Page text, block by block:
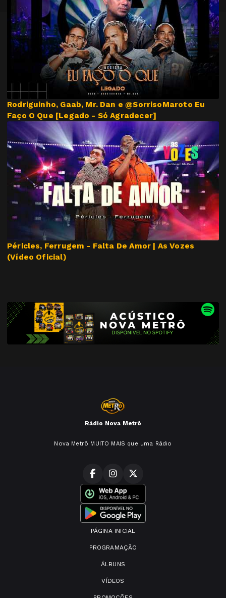
Rodriguinho, Gaab, Mr. Dan e @SorrisoMaroto Eu
Faço O Que [Legado - Só Agradecer]
Péricles, Ferrugem - Falta De Amor | As Vozes
(Vídeo Oficial)
Rádio Nova Metrô
Nova Metrô MUITO MAIS que uma Rádio
PÁGINA INICIAL
PROGRAMAÇÃO
ÁLBUNS
VÍDEOS